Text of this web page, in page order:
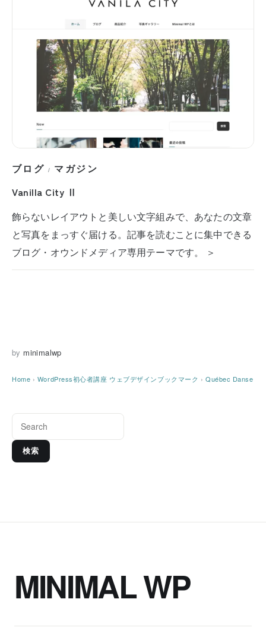
ブログ / マガジン
Vanilla City Ⅱ
飾らないレイアウトと美しい文字組みで、あなたの文章
と写真をまっすぐ届ける。記事を読むことに集中できる
ブログ・オウンドメディア専用テーマです。 ＞
by minimalwp
Home › WordPress初心者講座 ウェブデザインブックマーク › Québec Danse
検索
MINIMAL WP